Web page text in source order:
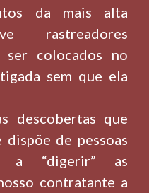
da mais alta
rastreadores
ser colocados no
sem que ela
descobertas que
dispõe de pessoas
a “digerir” as
contratante a